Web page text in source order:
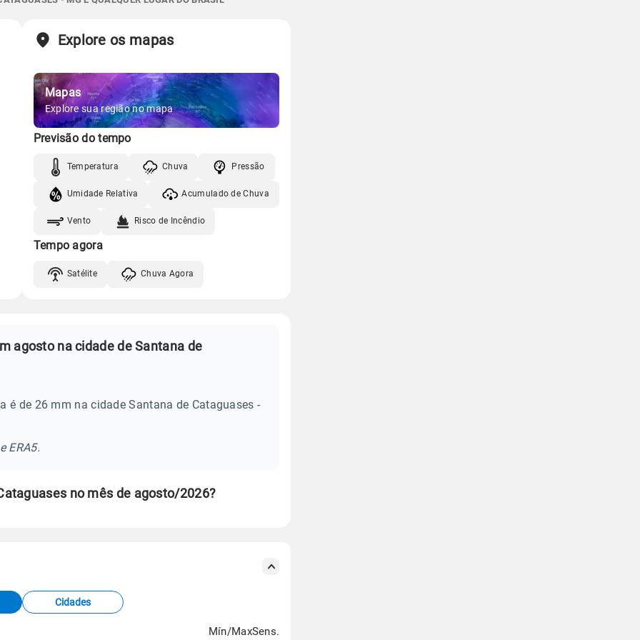
Vento Umidade
06:17h às 17:34h
Minguante
Gráfico
Vento Umidade
Explore os mapas
Mapas
Explore sua região no mapa
Previsão do tempo
Temperatura Chuva Pressão
Umidade Relativa Acumulado de Chuva
Vento Risco de Incêndio
Tempo agora
Satélite Chuva Agora
agosto na cidade de Santana de
é de 26 mm na cidade Santana de Cataguases -
ERA5.
no mês de agosto/2026?
Cidades
Mín/MaxSens.